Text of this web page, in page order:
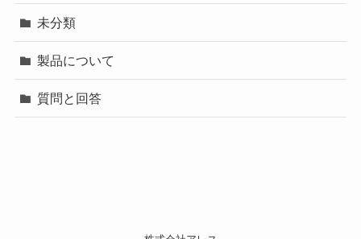
未分類
製品について
質問と回答